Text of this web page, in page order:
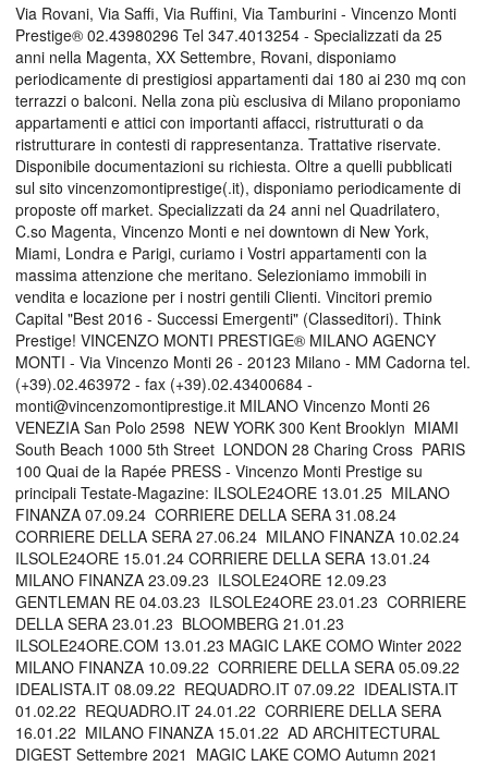
Via Rovani, Via Saffi, Via Ruffini, Via Tamburini - Vincenzo Monti
Prestige® 02.43980296 Tel 347.4013254 - Specializzati da 25
anni nella Magenta, XX Settembre, Rovani, disponiamo
periodicamente di prestigiosi appartamenti dai 180 ai 230 mq con
terrazzi o balconi. Nella zona più esclusiva di Milano proponiamo
appartamenti e attici con importanti affacci, ristrutturati o da
ristrutturare in contesti di rappresentanza. Trattative riservate.
Disponibile documentazioni su richiesta. Oltre a quelli pubblicati
sul sito vincenzomontiprestige(.it), disponiamo periodicamente di
proposte off market. Specializzati da 24 anni nel Quadrilatero,
C.so Magenta, Vincenzo Monti e nei downtown di New York,
Miami, Londra e Parigi, curiamo i Vostri appartamenti con la
massima attenzione che meritano. Selezioniamo immobili in
vendita e locazione per i nostri gentili Clienti. Vincitori premio
Capital "Best 2016 - Successi Emergenti" (Classeditori). Think
Prestige! VINCENZO MONTI PRESTIGE® MILANO AGENCY
MONTI - Via Vincenzo Monti 26 - 20123 Milano - MM Cadorna tel.
(+39).02.463972 - fax (+39).02.43400684 -
monti@vincenzomontiprestige.it MILANO Vincenzo Monti 26 
VENEZIA San Polo 2598  NEW YORK 300 Kent Brooklyn  MIAMI
South Beach 1000 5th Street  LONDON 28 Charing Cross  PARIS
100 Quai de la Rapée PRESS - Vincenzo Monti Prestige su
principali Testate-Magazine: ILSOLE24ORE 13.01.25  MILANO
FINANZA 07.09.24  CORRIERE DELLA SERA 31.08.24 
CORRIERE DELLA SERA 27.06.24  MILANO FINANZA 10.02.24 
ILSOLE24ORE 15.01.24 CORRIERE DELLA SERA 13.01.24 
MILANO FINANZA 23.09.23  ILSOLE24ORE 12.09.23 
GENTLEMAN RE 04.03.23  ILSOLE24ORE 23.01.23  CORRIERE
DELLA SERA 23.01.23  BLOOMBERG 21.01.23 
ILSOLE24ORE.COM 13.01.23 MAGIC LAKE COMO Winter 2022 
MILANO FINANZA 10.09.22  CORRIERE DELLA SERA 05.09.22 
IDEALISTA.IT 08.09.22  REQUADRO.IT 07.09.22  IDEALISTA.IT
01.02.22  REQUADRO.IT 24.01.22  CORRIERE DELLA SERA
16.01.22  MILANO FINANZA 15.01.22  AD ARCHITECTURAL
DIGEST Settembre 2021  MAGIC LAKE COMO Autumn 2021